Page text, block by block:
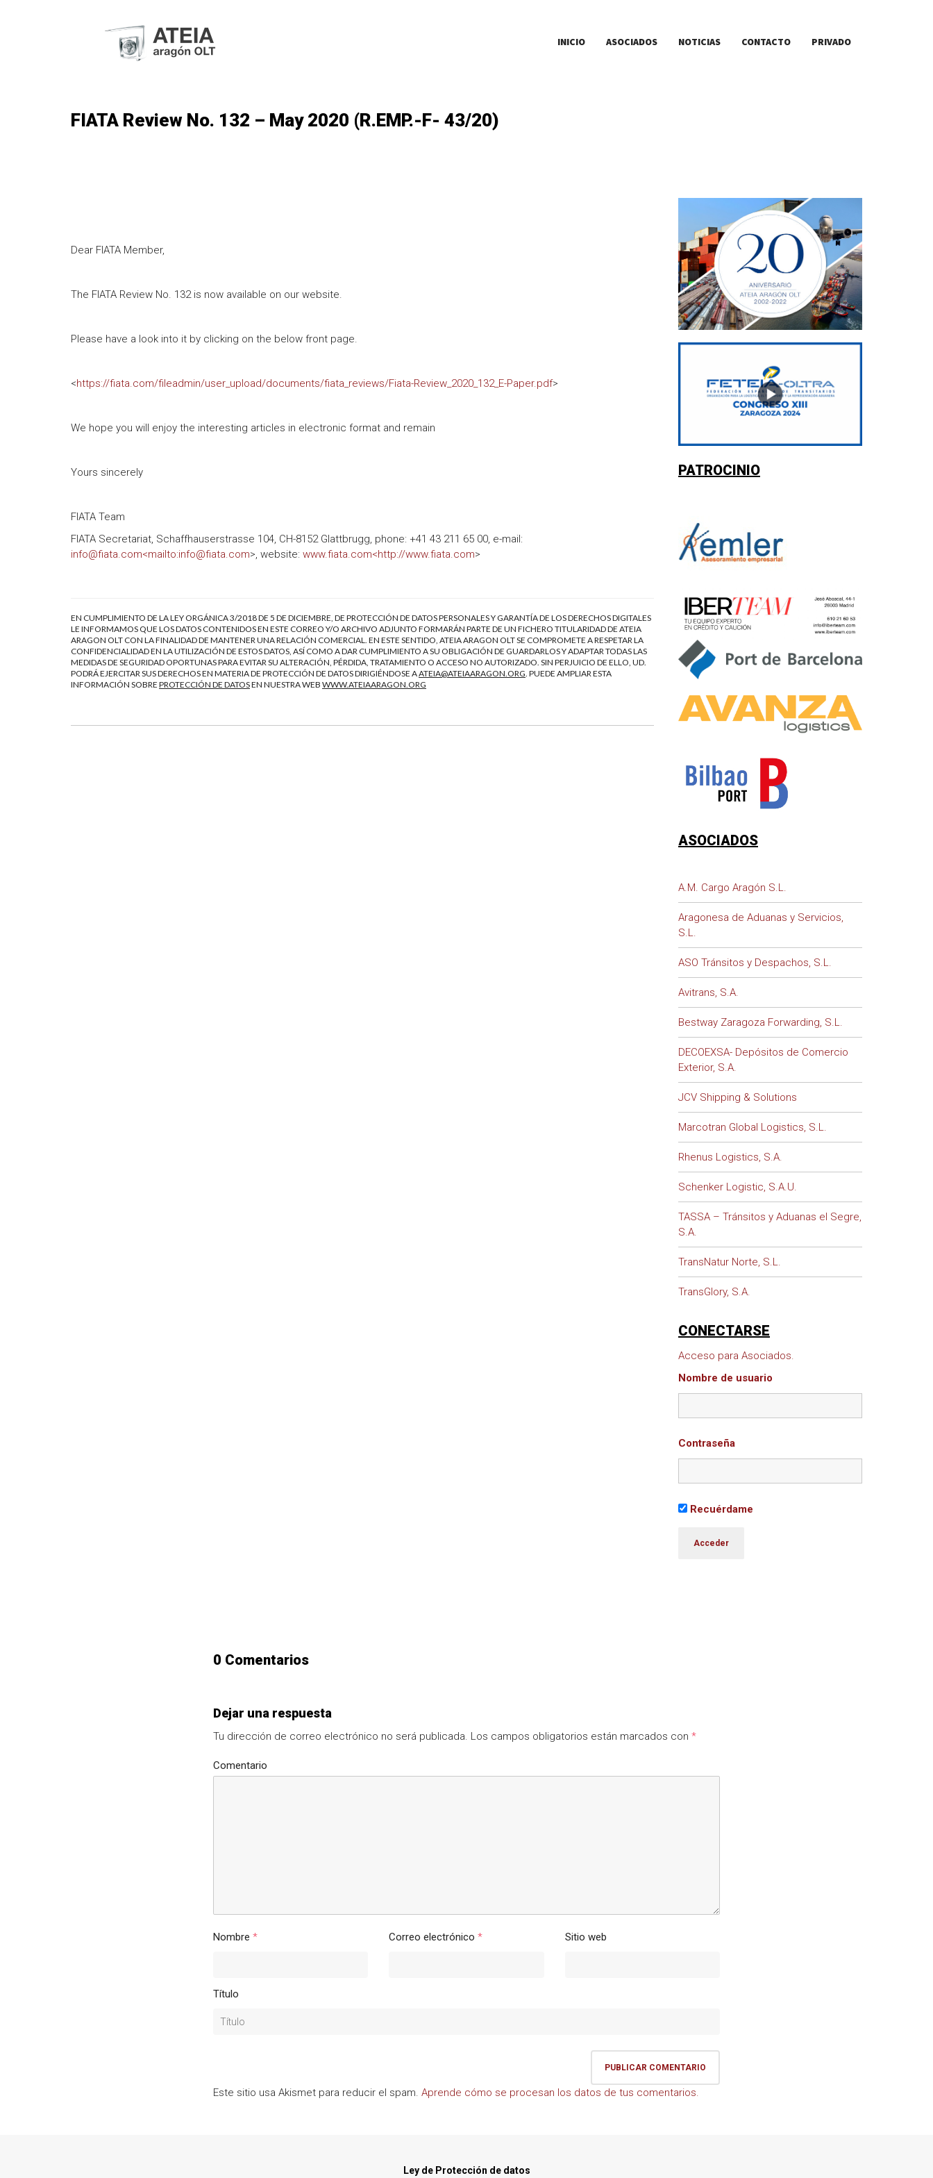
INICIO ASOCIADOS NOTICIAS CONTACTO PRIVADO
FIATA Review No. 132 – May 2020 (R.EMP.-F- 43/20)
Dear FIATA Member,
The FIATA Review No. 132 is now available on our website.
Please have a look into it by clicking on the below front page.
<https://fiata.com/fileadmin/user_upload/documents/fiata_reviews/Fiata-Review_2020_132_E-Paper.pdf>
We hope you will enjoy the interesting articles in electronic format and remain
Yours sincerely
FIATA Team
FIATA Secretariat, Schaffhauserstrasse 104, CH-8152 Glattbrugg, phone: +41 43 211 65 00, e-mail:
info@fiata.com<mailto:info@fiata.com>, website: www.fiata.com<http://www.fiata.com>
EN CUMPLIMIENTO DE LA LEY ORGÁNICA 3/2018 DE 5 DE DICIEMBRE, DE PROTECCIÓN DE DATOS PERSONALES Y GARANTÍA DE LOS DERECHOS DIGITALES
LE INFORMAMOS QUE LOS DATOS CONTENIDOS EN ESTE CORREO Y/O ARCHIVO ADJUNTO FORMARÁN PARTE DE UN FICHERO TITULARIDAD DE ATEIA
ARAGON OLT CON LA FINALIDAD DE MANTENER UNA RELACIÓN COMERCIAL. EN ESTE SENTIDO, ATEIA ARAGON OLT SE COMPROMETE A RESPETAR LA
CONFIDENCIALIDAD EN LA UTILIZACIÓN DE ESTOS DATOS, ASÍ COMO A DAR CUMPLIMIENTO A SU OBLIGACIÓN DE GUARDARLOS Y ADAPTAR TODAS LAS
MEDIDAS DE SEGURIDAD OPORTUNAS PARA EVITAR SU ALTERACIÓN, PÉRDIDA, TRATAMIENTO O ACCESO NO AUTORIZADO. SIN PERJUICIO DE ELLO, UD.
PODRÁ EJERCITAR SUS DERECHOS EN MATERIA DE PROTECCIÓN DE DATOS DIRIGIÉNDOSE AATEIA@ATEIAARAGON.ORG. PUEDE AMPLIAR ESTA
INFORMACIÓN SOBRE PROTECCIÓN DE DATOSEN NUESTRA WEB WWW.ATEIAARAGON.ORG
PATROCINIO
ASOCIADOS
A.M. Cargo Aragón S.L.
Aragonesa de Aduanas y Servicios,
S.L.
ASO Tránsitos y Despachos, S.L.
Avitrans, S.A.
Bestway Zaragoza Forwarding, S.L.
DECOEXSA- Depósitos de Comercio
Exterior, S.A.
JCV Shipping & Solutions
Marcotran Global Logistics, S.L.
Rhenus Logistics, S.A.
Schenker Logistic, S.A.U.
TASSA – Tránsitos y Aduanas el Segre,
S.A.
TransNatur Norte, S.L.
TransGlory, S.A.
CONECTARSE
Acceso para Asociados.
Nombre de usuario
Contraseña
Recuérdame
0 Comentarios
Dejar una respuesta
Tu dirección de correo electrónico no será publicada. Los campos obligatorios están marcados con *
Comentario
Nombre * Correo electrónico * Sitio web
Título
Este sitio usa Akismet para reducir el spam. Aprende cómo se procesan los datos de tus comentarios.
Ley de Protección de datos